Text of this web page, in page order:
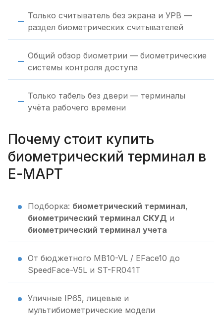
Только считыватель без экрана и УРВ —
раздел биометрических считывателей
Общий обзор биометрии — биометрические
системы контроля доступа
Только табель без двери — терминалы
учёта рабочего времени
Почему стоит купить
биометрический терминал в
Е-МАРТ
Подборка: биометрический терминал,
биометрический терминал СКУД и
биометрический терминал учета
От бюджетного MB10-VL / EFace10 до
SpeedFace-V5L и ST-FR041T
Уличные IP65, лицевые и
мультибиометрические модели